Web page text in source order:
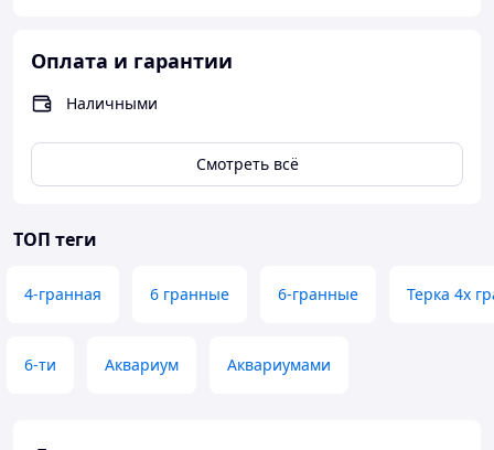
Оплата и гарантии
Наличными
Смотреть всё
ТОП теги
4-гранная 6 гранные 6-гранные Терка 4х
6-ти Аквариум Аквариумами